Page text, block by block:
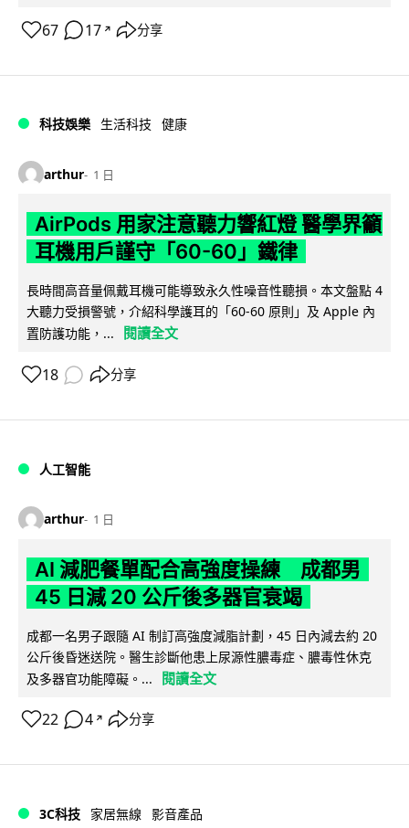
67 17 ↗ 分享
科技娛樂 生活科技 健康
arthur 1 日
AirPods 用家注意聽力響紅燈 醫學界籲
耳機用戶謹守「60-60」鐵律
長時間高音量佩戴耳機可能導致永久性噪音性聽損。本文盤點 4
大聽力受損警號，介紹科學護耳的「60-60 原則」及 Apple 內
置防護功能，...
閱讀全文
18 分享
人工智能
arthur 1 日
AI 減肥餐單配合高強度操練 成都男
45 日減 20 公斤後多器官衰竭
成都一名男子跟隨 AI 制訂高強度減脂計劃，45 日內減去約 20
公斤後昏迷送院。醫生診斷他患上尿源性膿毒症、膿毒性休克
及多器官功能障礙。...
閱讀全文
22 4 ↗ 分享
3C科技 家居無線 影音產品